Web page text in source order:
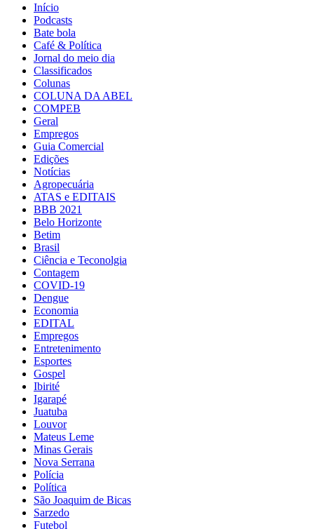
Início
Podcasts
Bate bola
Café & Política
Jornal do meio dia
Classificados
Colunas
COLUNA DA ABEL
COMPEB
Geral
Empregos
Guia Comercial
Edições
Notícias
Agropecuária
ATAS e EDITAIS
BBB 2021
Belo Horizonte
Betim
Brasil
Ciência e Teconolgia
Contagem
COVID-19
Dengue
Economia
EDITAL
Empregos
Entretenimento
Esportes
Gospel
Ibirité
Igarapé
Juatuba
Louvor
Mateus Leme
Minas Gerais
Nova Serrana
Polícia
Política
São Joaquim de Bicas
Sarzedo
Futebol